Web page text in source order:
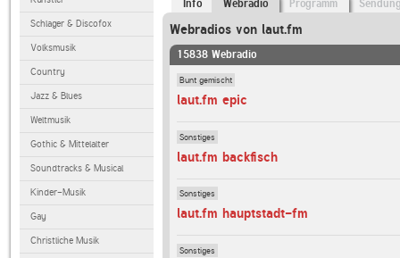
Schlager & Discofox
Volksmusik
Country
Jazz & Blues
Weltmusik
Gothic & Mittelalter
Soundtracks & Musical
Kinder-Musik
Gay
Christliche Musik
Info Webradio Programm
Webradios von laut.fm
15838 Webradio
Bunt gemischt
laut.fm epic
Sonstiges
laut.fm backfisch
Sonstiges
laut.fm hauptstadt-fm
Sonstiges